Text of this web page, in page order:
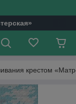
крестом